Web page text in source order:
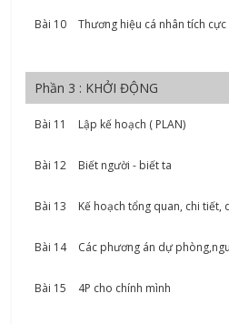
Bài 10 Thương hiệu cá nhân tích
Phần 3 : KHỞI ĐỘNG
Bài 11 Lập kế hoạch ( PLAN)
Bài 12 Biết người - biết ta
Bài 13 Kế hoạch tổng quan, chi tiết,
Bài 14 Các phương án dự
liên quan khác
Bài 15 4P cho chính mình